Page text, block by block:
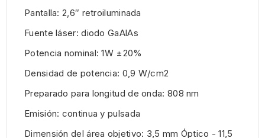
Pantalla: 2,6″ retroiluminada
Fuente láser: diodo GaAlAs
Potencia nominal: 1W ±20%
Densidad de potencia: 0,9 W/cm2
Preparado para longitud de onda: 808 nm
Emisión: continua y pulsada
Dimensión del área objetivo: 3,5 mm Óptico - 11,5